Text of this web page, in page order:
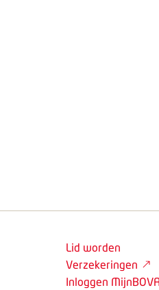
Lid worden
Verzekeringen
Inloggen